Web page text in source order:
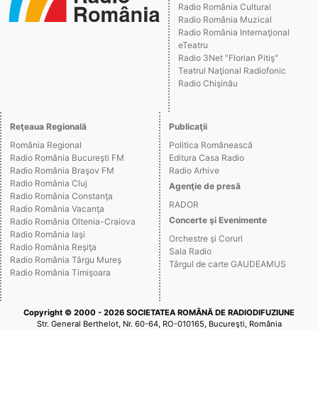
Radio România Cultural
Radio România Muzical
Radio România Internaţional
eTeatru
Radio 3Net "Florian Pitiş"
Teatrul Naţional Radiofonic
Radio Chişinău
Reţeaua Regională
România Regional
Radio România Bucureşti FM
Radio România Braşov FM
Radio România Cluj
Radio România Constanţa
Radio România Vacanţa
Radio România Oltenia-Craiova
Radio România Iaşi
Radio România Reşiţa
Radio România Târgu Mureş
Radio România Timişoara
Publicaţii
Politica Românească
Editura Casa Radio
Radio Arhive
Agenţie de presă
RADOR
Concerte şi Evenimente
Orchestre şi Coruri
Sala Radio
Târgul de carte GAUDEAMUS
Copyright © 2000 - 2026 SOCIETATEA ROMÂNĂ DE RADIODIFUZIUNE
Str. General Berthelot, Nr. 60-64, RO-010165, Bucureşti, România